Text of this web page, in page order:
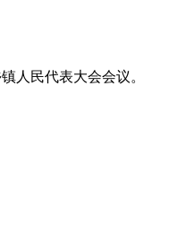
人民代表大会会议。